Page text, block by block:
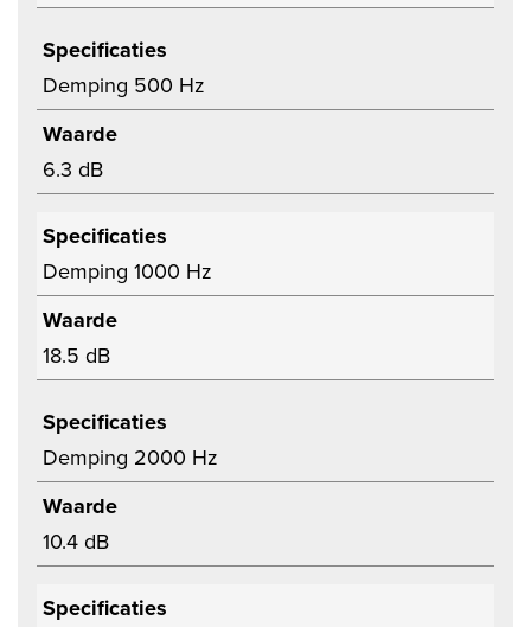
Specificaties
Demping 500 Hz
Waarde
6.3 dB
Specificaties
Demping 1000 Hz
Waarde
18.5 dB
Specificaties
Demping 2000 Hz
Waarde
10.4 dB
Specificaties